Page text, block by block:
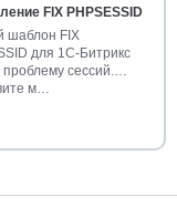
FIX PHPSESSID
шаблон FIX
для 1С-Битрикс
сессий.
м…